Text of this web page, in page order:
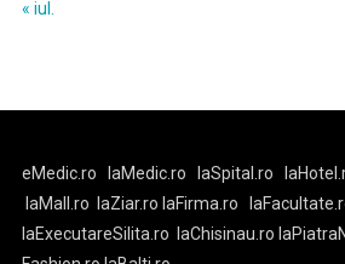
« iul.
eMedic.ro laMedic.ro laSpital.ro
laMall.ro
laZiar.ro laFirma.ro
laExecutareSilita.ro
laChisinau.ro